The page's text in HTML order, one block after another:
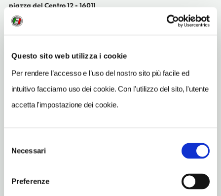
Questo sito web utilizza i cookie
Per rendere l’accesso e l’uso del nostro sito più facile ed
intuitivo facciamo uso dei cookie. Con l'utilizzo del sito, l'utente
accetta l'impostazione dei cookie.
delNecessari
Preferenze
piazza del Centro 12 - 16011
Arenzano (GE)
Liguria
www.ristoranteportichettoarenzano.it
il.portichetto@libero.it
NUMERO COPERTI